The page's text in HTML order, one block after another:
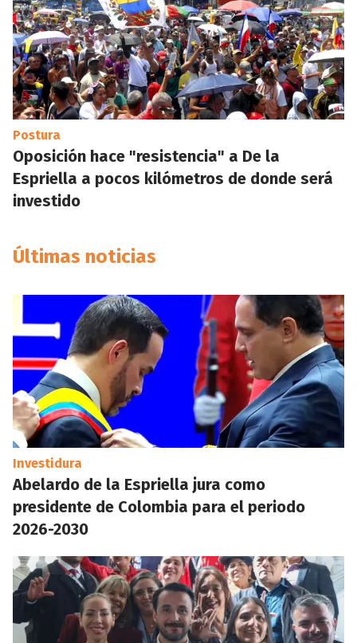
Postura
Oposición hace "resistencia" a De la
Espriella a pocos kilómetros de donde será
investido
Últimas noticias
Investidura
Abelardo de la Espriella jura como
presidente de Colombia para el periodo
2026-2030